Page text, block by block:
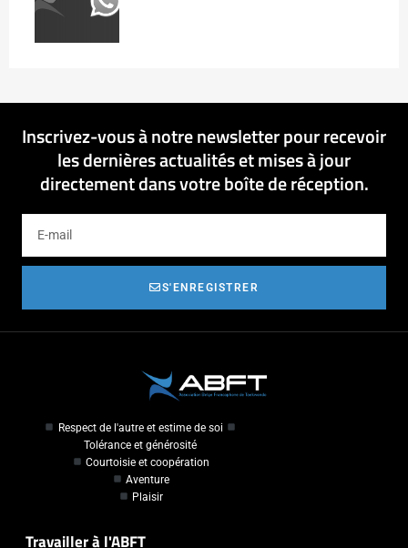
Inscrivez-vous à notre newsletter pour recevoir
les dernières actualités et mises à jour
directement dans votre boîte de réception.
S'ENREGISTRER
Respect de l'autre et estime de soi
Tolérance et générosité
Courtoisie et coopération
Aventure
Plaisir
Travailler à l'ABFT